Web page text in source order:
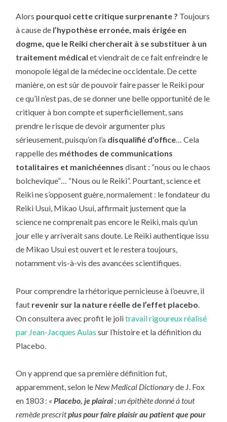
Alors pourquoi cette critique surprenante ? Toujours
à cause de l’hypothèse erronée, mais érigée en
dogme, que le Reiki chercherait à se substituer à un
traitement médical et viendrait de ce fait enfreindre le
monopole légal de la médecine occidentale. De cette
manière, on est sûr de pouvoir faire passer le Reiki pour
ce qu’il n’est pas, de se donner une belle opportunité de le
critiquer à bon compte et superficiellement, sans
prendre le risque de devoir argumenter plus
sérieusement, puisqu’on l’a disqualifié d’office… Cela
rappelle des méthodes de communications
totalitaires et manichéennes disant : “nous ou le chaos
bolchevique”… “Nous ou le Reiki”. Pourtant, science et
Reiki ne s’opposent guère, normalement : le fondateur du
Reiki Usui, Mikao Usui, affirmait justement que la
science ne comprenait pas encore le Reiki, mais qu’un
jour elle y arriverait sans doute. Le Reiki authentique issu
de Mikao Usui est ouvert et le restera toujours,
notamment vis-à-vis des avancées scientifiques.
Pour comprendre la rhétorique pernicieuse à l’oeuvre, il
faut revenir sur la nature réelle de l’effet placebo
On consultera avec profit le jolitravail rigoureux réalisé
par Jean-Jacques Aulas sur l’histoire et la définition du
Placebo.
On y apprend que sa première définition fut,
apparemment, selon le New Medical Dictionaryde J. Fox
en 1803 : « Placebo, je plairai ; un épithète donné à tout
remède prescritplus pour faire plaisir au patient que pour